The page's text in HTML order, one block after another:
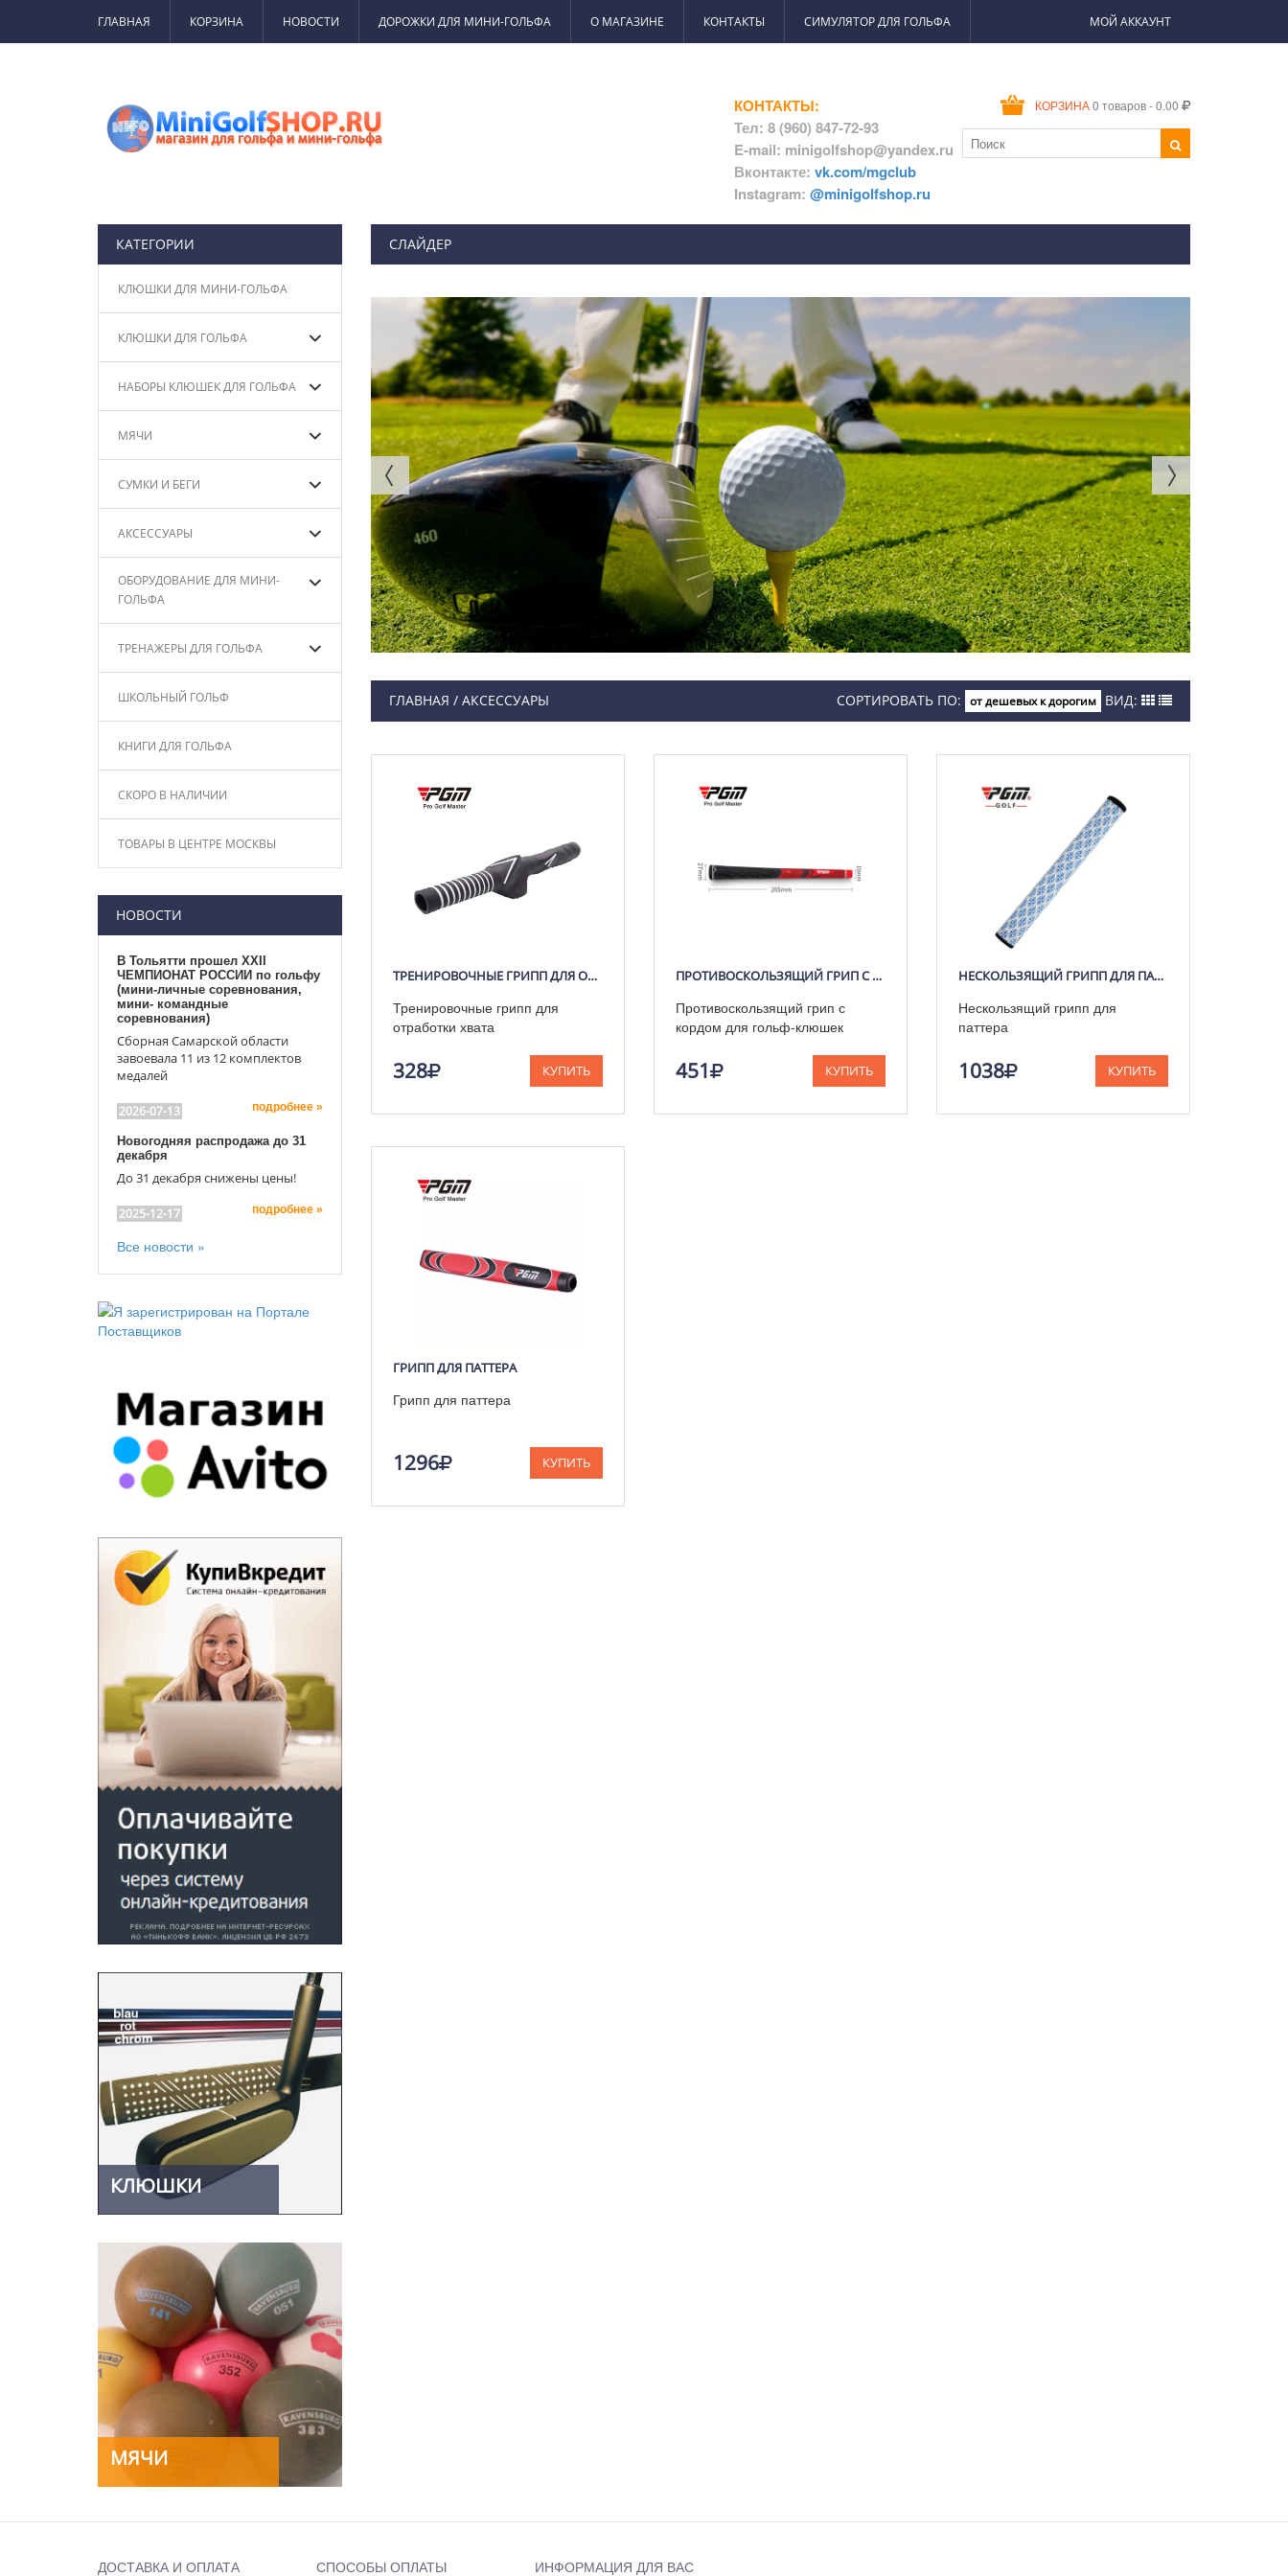
ГЛАВНАЯ КОРЗИНА НОВОСТИ ДОРОЖКИ ДЛЯ МИНИ-ГОЛЬФА О МАГАЗИНЕ КОНТАКТЫ СИМУЛЯТОР ДЛЯ ГОЛЬФА МОЙ АККАУНТ
КОРЗИНА 0 товаров - 0.00
КОНТАКТЫ:
Тел: 8 (960) 847-72-93
E-mail: minigolfshop@yandex.ru
Вконтакте: vk.com/mgclub
Instagram: @minigolfshop.ru
КАТЕГОРИИ
КЛЮШКИ ДЛЯ МИНИ-ГОЛЬФА
КЛЮШКИ ДЛЯ ГОЛЬФА
НАБОРЫ КЛЮШЕК ДЛЯ ГОЛЬФА
МЯЧИ
СУМКИ И БЕГИ
АКСЕССУАРЫ
ОБОРУДОВАНИЕ ДЛЯ МИНИ-
ГОЛЬФА
ТРЕНАЖЕРЫ ДЛЯ ГОЛЬФА
ШКОЛЬНЫЙ ГОЛЬФ
КНИГИ ДЛЯ ГОЛЬФА
СКОРО В НАЛИЧИИ
ТОВАРЫ В ЦЕНТРЕ МОСКВЫ
НОВОСТИ
В Тольятти прошел XXII
ЧЕМПИОНАТ РОССИИ по гольфу
(мини-личные соревнования,
мини- командные
соревнования)
Сборная Самарской области
завоевала 11 из 12 комплектов
медалей
2026-07-13 подробнее »
Новогодняя распродажа до 31
декабря
До 31 декабря снижены цены!
2025-12-17 подробнее »
Все новости »
КЛЮШКИ
МЯЧИ
СЛАЙДЕР
ГЛАВНАЯ / АКСЕССУАРЫ ВИД:
СОРТИРОВАТЬ ПО: от дешевых к дорогим
ТРЕНИРОВОЧНЫЕ ГРИПП ДЛЯ ОТРАБОТКИ ХВАТА
Тренировочные грипп для
отработки хвата
328 КУПИТЬ
ПРОТИВОСКОЛЬЗЯЩИЙ ГРИП С КОРДОМ ДЛЯ ГОЛЬФ-КЛЮШЕК
Противоскользящий грип с
кордом для гольф-клюшек
451 КУПИТЬ
НЕСКОЛЬЗЯЩИЙ ГРИПП ДЛЯ ПАТТЕРА
Нескользящий грипп для
паттера
1038 КУПИТЬ
ГРИПП ДЛЯ ПАТТЕРА
Грипп для паттера
1296 КУПИТЬ
ДОСТАВКА И ОПЛАТА СПОСОБЫ ОПЛАТЫ ИНФОРМАЦИЯ ДЛЯ ВАС